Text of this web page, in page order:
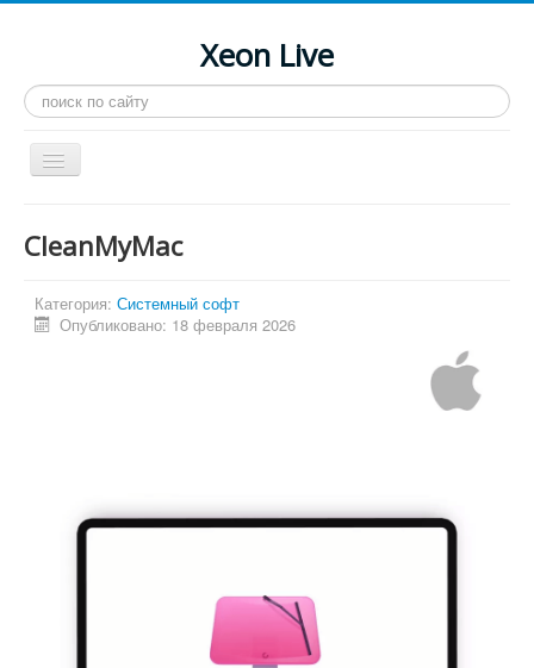
Xeon Live
Искать...
Toggle
Navigation
LGA 2011-3
LGA 2011
Процессоры
CleanMyMac
Категория: Системный софт
Опубликовано: 18 февраля 2026